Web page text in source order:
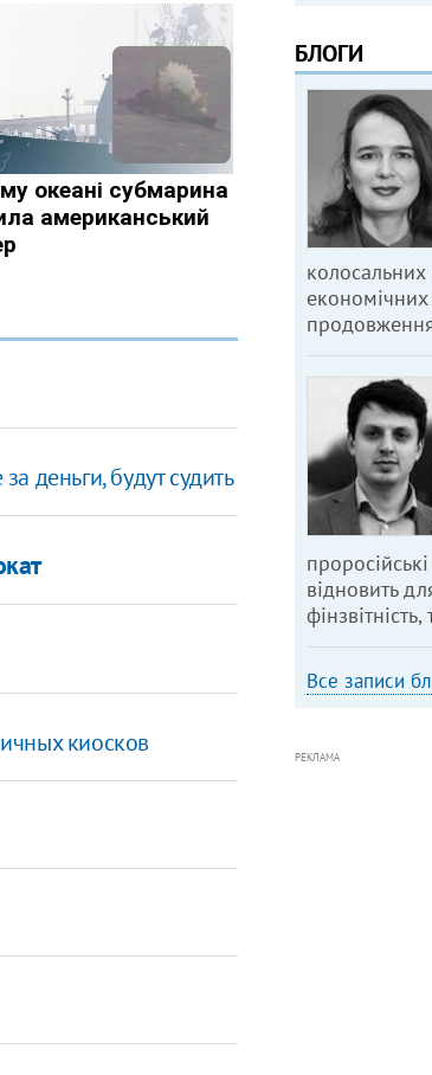
деньги, будут судить
киосков
БЛОГИ
колосальних
відновить
Все записи
РЕКЛАМА